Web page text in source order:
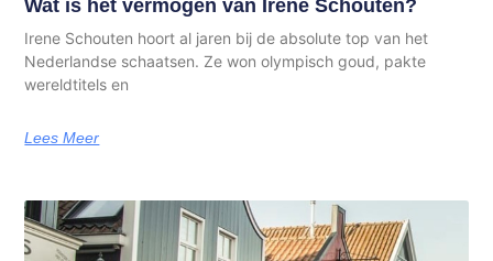
Wat is het vermogen van Irene Schouten?
Irene Schouten hoort al jaren bij de absolute top van het
Nederlandse schaatsen. Ze won olympisch goud, pakte
wereldtitels en
Lees Meer